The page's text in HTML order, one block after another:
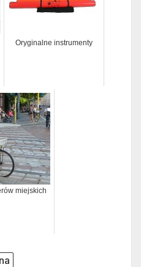
Oryginalne instrumenty
miejskich